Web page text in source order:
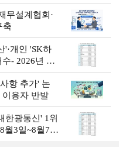
무설계협회·
축
'·개인 'SK하
- 2026년 8
항 추가' 논
용자 반발
한광통신' 1위
월3일~8월7